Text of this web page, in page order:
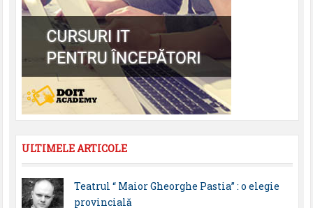
ULTIMELE ARTICOLE
Teatrul “ Maior Gheorghe Pastia” : o elegie
provincială